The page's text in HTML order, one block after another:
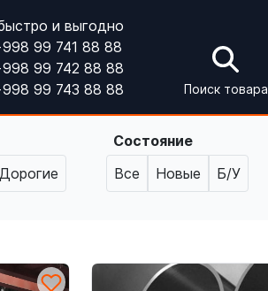
и выгодно
99 741 88 88
99 742 88 88
99 743 88 88
Поиск товара
Дорогие
Состояние
Все
Новые Б/У